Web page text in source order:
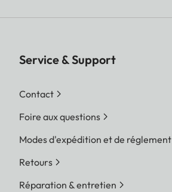
Service & Support
Contact
Foire aux questions
Modes d'expédition et de réglement
Retours
Réparation & entretien